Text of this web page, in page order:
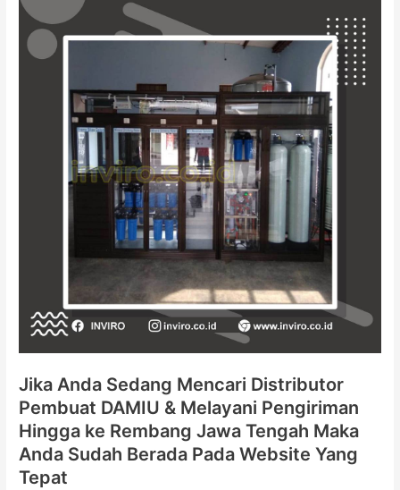
Jika Anda Sedang Mencari Distributor
Pembuat DAMIU & Melayani Pengiriman
Hingga ke Rembang Jawa Tengah Maka
Anda Sudah Berada Pada Website Yang
Tepat